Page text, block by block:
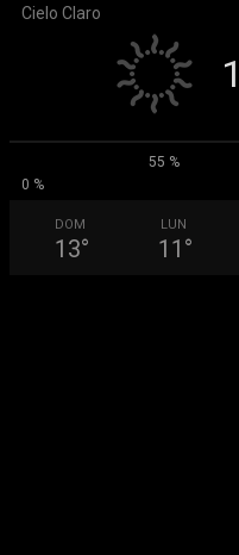
Cielo Claro
55 %
0 %
DOM
13°
LUN
11 °